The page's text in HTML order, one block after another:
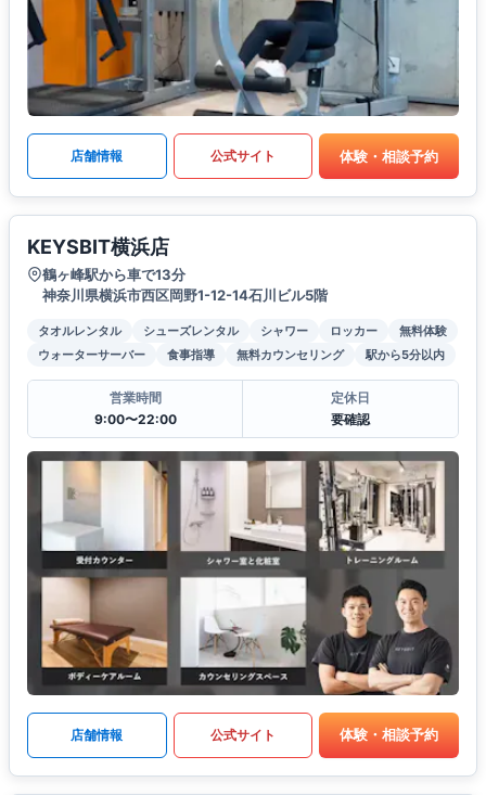
店舗情報 公式サイト 体験・相談予約
KEYSBIT横浜店
鶴ヶ峰駅から車で13分
神奈川県横浜市西区岡野1-12-14石川ビル5階
タオルレンタル シューズレンタル シャワー ロッカー
無料体験
ウォーターサーバー
食事指導 無料カウンセリング 駅から5分以内
営業時間
9:00〜22:00
定休日
要確認
店舗情報 公式サイト 体験・相談予約